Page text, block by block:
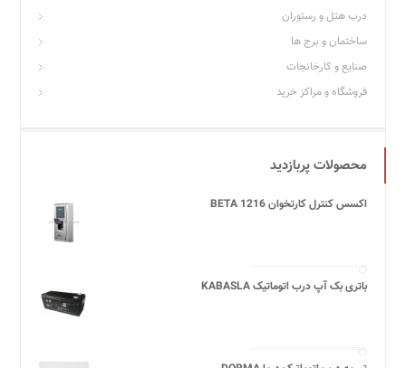
درب هتل و رستوران
ساختمان و برج ها
صنایع و کارخانجات
فروشگاه و مراکز خرید
محصولات پربازدید
اکسس کنترل کارتخوان BETA 1216
باتری بک آپ درب اتوماتیک KABASLA